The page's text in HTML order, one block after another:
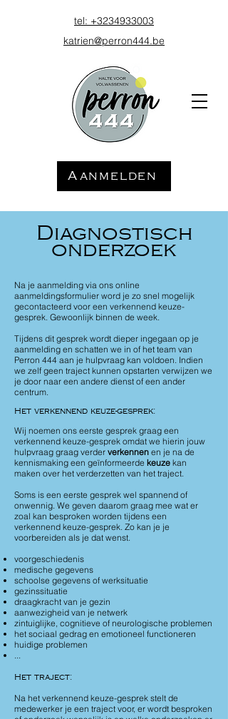
tel: +3234933003
katrien@perron444.be
Aanmelden
Diagnostisch
onderzoek
Na je aanmelding via ons online
aanmeldingsformulier word je zo snel mogelijk
gecontacteerd voor een verkennend keuze-
gesprek. Gewoonlijk binnen de week.
Tijdens dit gesprek wordt dieper ingegaan op je
aanmelding en schatten we in of het team van
Perron 444 aan je hulpvraag kan voldoen. Indien
we zelf geen traject kunnen opstarten verwijzen we
je door naar een andere dienst of een ander
centrum.
Het verkennend keuze-gesprek:
Wij noemen ons eerste gesprek graag een
verkennend keuze-gesprek omdat we hierin jouw
hulpvraag graag verder verkennen en je na de
kennismaking een geïnformeerde keuze kan
maken over het verderzetten van het traject.
Soms is een eerste gesprek wel spannend of
onwennig. We geven daarom graag mee wat er
zoal kan besproken worden tijdens een
verkennend keuze-gesprek. Zo kan je je
voorbereiden als je dat wenst.
voorgeschiedenis
medische gegevens
schoolse gegevens of werksituatie
gezinssituatie
draagkracht van je gezin
aanwezigheid van je netwerk
zintuiglijke, cognitieve of neurologische problemen
het sociaal gedrag en emotioneel functioneren
huidige problemen
...
Het traject:
Na het verkennend keuze-gesprek stelt de
medewerker je een traject voor, er wordt besproken